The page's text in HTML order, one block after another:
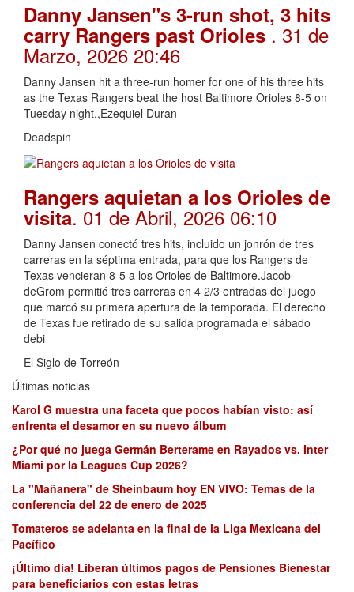
Danny Jansen"s 3-run shot, 3 hits
carry Rangers past Orioles . 31 de
Marzo, 2026 20:46
Danny Jansen hit a three-run homer for one of his three hits
as the Texas Rangers beat the host Baltimore Orioles 8-5 on
Tuesday night.,Ezequiel Duran
Deadspin
Rangers aquietan a los Orioles de
visita. 01 de Abril, 2026 06:10
Danny Jansen conectó tres hits, incluido un jonrón de tres
carreras en la séptima entrada, para que los Rangers de
Texas vencieran 8-5 a los Orioles de Baltimore.Jacob
deGrom permitió tres carreras en 4 2/3 entradas del juego
que marcó su primera apertura de la temporada. El derecho
de Texas fue retirado de su salida programada el sábado
debi
El Siglo de Torreón
Últimas noticias
Karol G muestra una faceta que pocos habían visto: así
enfrenta el desamor en su nuevo álbum
¿Por qué no juega Germán Berterame en Rayados vs. Inter
Miami por la Leagues Cup 2026?
La "Mañanera" de Sheinbaum hoy EN VIVO: Temas de la
conferencia del 22 de enero de 2025
Tomateros se adelanta en la final de la Liga Mexicana del
Pacífico
¡Último día! Liberan últimos pagos de Pensiones Bienestar
para beneficiarios con estas letras